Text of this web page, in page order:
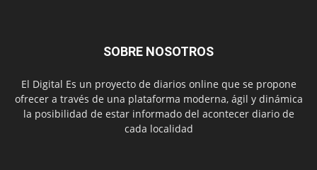
SOBRE NOSOTROS
El Digital Es un proyecto de diarios online que se propone
ofrecer a través de una plataforma moderna, ágil y dinámica
la posibilidad de estar informado del acontecer diario de
cada localidad